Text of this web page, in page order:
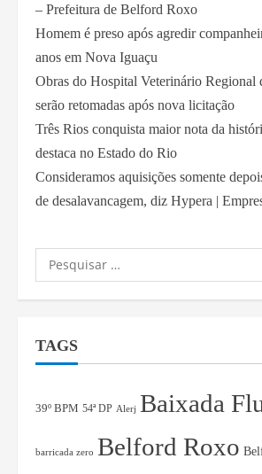
– Prefeitura de Belford Roxo
Homem é preso após agredir
anos em Nova Iguaçu
Obras do Hospital Veterinário Regional
serão retomadas após nova licitação
Três Rios conquista maior nota da
destaca no Estado do Rio
Consideramos aquisições somente
de desalavancagem, diz Hypera |
TAGS
39º BPM 54ª DP Alerj Baixada
barricada zero Belford Roxo